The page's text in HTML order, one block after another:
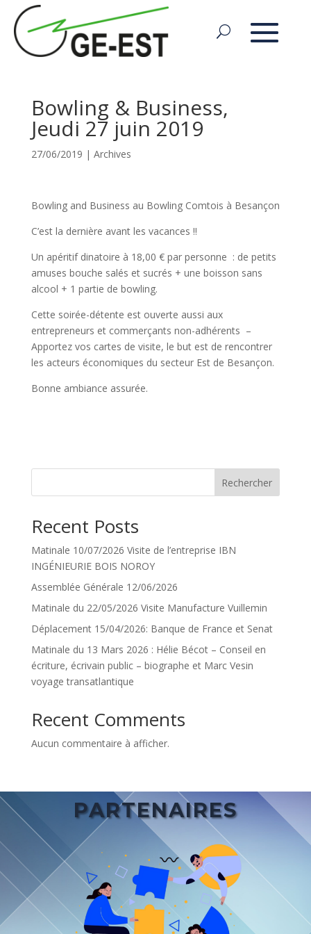
Bowling & Business,
Jeudi 27 juin 2019
27/06/2019 | Archives
Bowling and Business au Bowling Comtois à Besançon
C’est la dernière avant les vacances !!
Un apéritif dinatoire à 18,00 € par personne : de petits
amuses bouche salés et sucrés + une boisson sans
alcool + 1 partie de bowling.
Cette soirée-détente est ouverte aussi aux
entrepreneurs et commerçants non-adhérents –
Apportez vos cartes de visite, le but est de rencontrer
les acteurs économiques du secteur Est de Besançon.
Bonne ambiance assurée.
Rechercher
Recent Posts
Matinale 10/07/2026 Visite de l’entreprise IBN
INGÉNIEURIE BOIS NOROY
Assemblée Générale 12/06/2026
Matinale du 22/05/2026 Visite Manufacture Vuillemin
Déplacement 15/04/2026: Banque de France et Senat
Matinale du 13 Mars 2026 : Hélie Bécot – Conseil en
écriture, écrivain public – biographe et Marc Vesin
voyage transatlantique
Recent Comments
Aucun commentaire à afficher.
PARTENAIRES